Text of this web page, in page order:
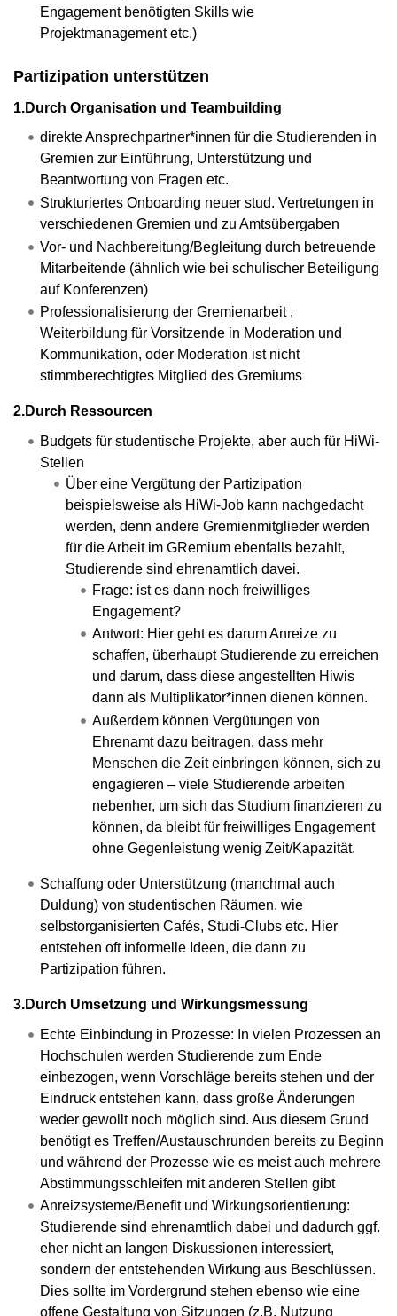
Engagement benötigten Skills wie
Projektmanagement etc.)
Partizipation unterstützen
1.Durch Organisation und Teambuilding
direkte Ansprechpartner*innen für die Studierenden in
Gremien zur Einführung, Unterstützung und
Beantwortung von Fragen etc.
Strukturiertes Onboarding neuer stud. Vertretungen in
verschiedenen Gremien und zu Amtsübergaben
Vor- und Nachbereitung/Begleitung durch betreuende
Mitarbeitende (ähnlich wie bei schulischer Beteiligung
auf Konferenzen)
Professionalisierung der Gremienarbeit ,
Weiterbildung für Vorsitzende in Moderation und
Kommunikation, oder Moderation ist nicht
stimmberechtigtes Mitglied des Gremiums
2.Durch Ressourcen
Budgets für studentische Projekte, aber auch für HiWi-
Stellen
Über eine Vergütung der Partizipation
beispielsweise als HiWi-Job kann nachgedacht
werden, denn andere Gremienmitglieder werden
für die Arbeit im GRemium ebenfalls bezahlt,
Studierende sind ehrenamtlich davei.
Frage: ist es dann noch freiwilliges
Engagement?
Antwort: Hier geht es darum Anreize zu
schaffen, überhaupt Studierende zu erreichen
und darum, dass diese angestellten Hiwis
dann als Multiplikator*innen dienen können.
Außerdem können Vergütungen von
Ehrenamt dazu beitragen, dass mehr
Menschen die Zeit einbringen können, sich zu
engagieren – viele Studierende arbeiten
nebenher, um sich das Studium finanzieren zu
können, da bleibt für freiwilliges Engagement
ohne Gegenleistung wenig Zeit/Kapazität.
Schaffung oder Unterstützung (manchmal auch
Duldung) von studentischen Räumen. wie
selbstorganisierten Cafés, Studi-Clubs etc. Hier
entstehen oft informelle Ideen, die dann zu
Partizipation führen.
3.Durch Umsetzung und Wirkungsmessung
Echte Einbindung in Prozesse: In vielen Prozessen an
Hochschulen werden Studierende zum Ende
einbezogen, wenn Vorschläge bereits stehen und der
Eindruck entstehen kann, dass große Änderungen
weder gewollt noch möglich sind. Aus diesem Grund
benötigt es Treffen/Austauschrunden bereits zu Beginn
und während der Prozesse wie es meist auch mehrere
Abstimmungsschleifen mit anderen Stellen gibt
Anreizsysteme/Benefit und Wirkungsorientierung:
Studierende sind ehrenamtlich dabei und dadurch ggf.
eher nicht an langen Diskussionen interessiert,
sondern der entstehenden Wirkung aus Beschlüssen.
Dies sollte im Vordergrund stehen ebenso wie eine
offene Gestaltung von Sitzungen (z.B. Nutzung